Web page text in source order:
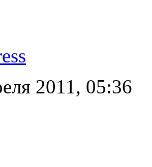
2011, 05:36